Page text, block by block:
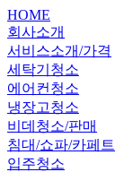
HOME
회사소개
서비스소개/가격
세탁기청소
에어컨청소
냉장고청소
비데청소/판매
침대/쇼파/카페트
입주청소